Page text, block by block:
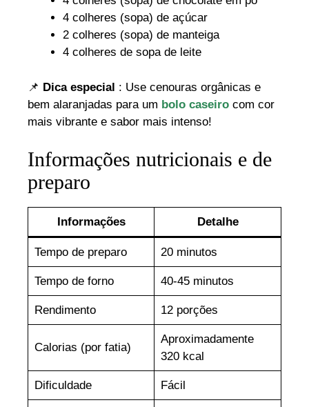
4 colheres (sopa) de açúcar
2 colheres (sopa) de manteiga
4 colheres de sopa de leite
📌 Dica especial : Use cenouras orgânicas e
bem alaranjadas para um bolo caseiro com cor
mais vibrante e sabor mais intenso!
Informações nutricionais e de
preparo
Informações Detalhe
Tempo de preparo 20 minutos
Tempo de forno 40-45 minutos
Rendimento 12 porções
Calorias (por fatia)
Aproximadamente
320 kcal
Dificuldade Fácil